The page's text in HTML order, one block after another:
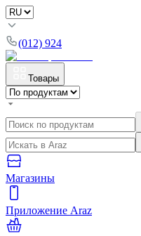
(012) 924
Товары
Магазины
Приложение Araz